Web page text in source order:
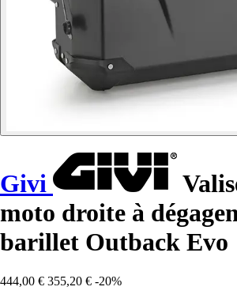
Givi
moto droite à
barillet Outback Evo
444,00 € 355,20 € -20%